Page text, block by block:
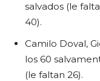
salvados (le
40).
Camilo Doval,
los 60
(le faltan 26).